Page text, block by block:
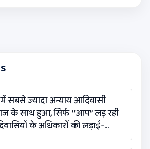
सबसे ज्यादा अन्याय आदिवासी
के साथ हुआ, सिर्फ ‘‘आप’’ लड़ रही
के अधिकारों की लड़ाई-